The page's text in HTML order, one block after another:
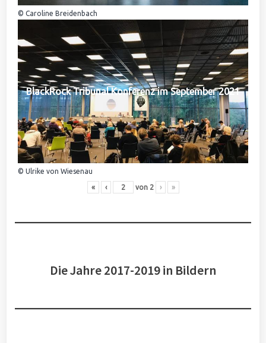
© Caroline Breidenbach
BlackRock Tribunal Konferenz im September 2021
© Ulrike von Wiesenau
« ‹ von 2 › »
Die Jahre 2017-2019 in Bildern